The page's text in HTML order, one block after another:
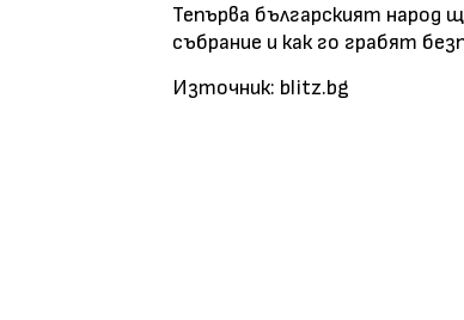
Тепърва българският народ
събрание и как го грабят
Източник: blitz.bg